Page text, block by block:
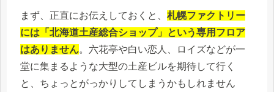
まず、正直にお伝えしておくと、 札幌ファクトリー
には「北海道土産総合ショップ」という専用フロア
はありません。六花亭や白い恋人、ロイズなどが一
堂に集まるような大型の土産ビルを期待して行く
と、ちょっとがっかりしてしまうかもしれません